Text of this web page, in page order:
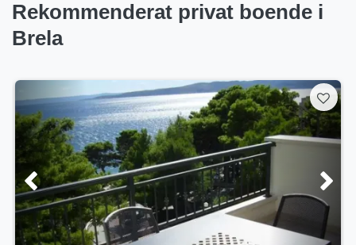
Rekommenderat privat boende i
Brela